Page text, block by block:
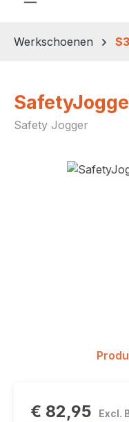
Werkschoenen
Safety Jogger
Afbeeldingengalerij
€ 82,95 Excl.